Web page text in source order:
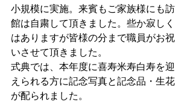
小規模に実施。来賓もご家族様にも訪
館は自粛して頂きました。些か寂しく
はありますが皆様の分まで職員がお祝
いさせて頂きました。
式典では、本年度に喜寿米寿白寿を迎
えられる方に記念写真と記念品・生花
が配られました。